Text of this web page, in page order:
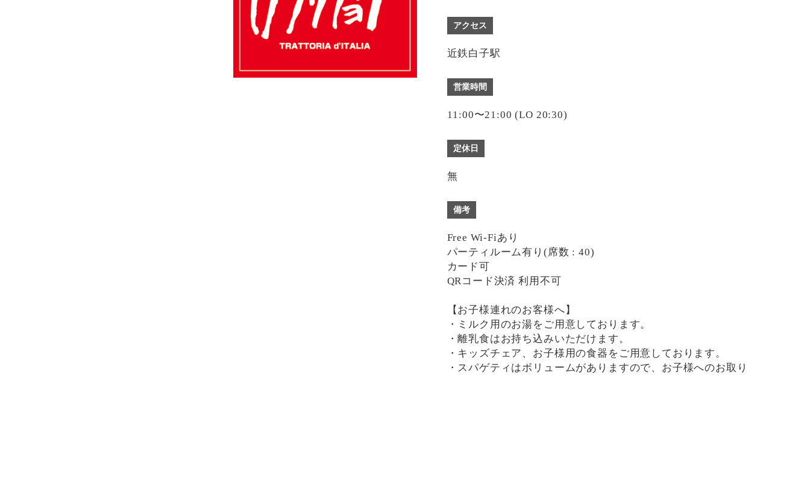
アクセス
近鉄白子駅
営業時間
11:00〜21:00 (LO 20:30)
定休日
無
備考
Free Wi-Fiあり
パーティルーム有り(席数 : 40)
カード可
QRコード決済 利用不可
【お子様連れのお客様へ】
・ミルク用のお湯をご用意しております。
・離乳食はお持ち込みいただけます。
・キッズチェア、お子様用の食器をご用意しております。
・スパゲティはボリュームがありますので、お子様へのお取り